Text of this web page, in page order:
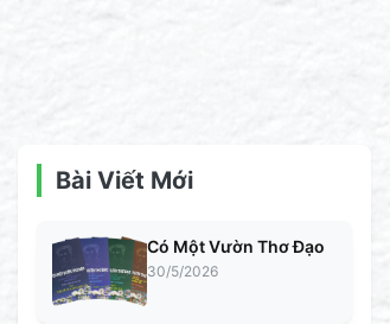
Bài Viết Mới
Có Một Vườn Thơ Đạo
30/5/2026